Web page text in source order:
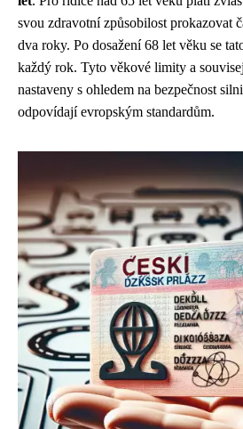
svou zdravotní způsobilost prokazovat
dva roky. Po dosažení 68 let věku se
každý rok. Tyto věkové limity a
nastaveny s ohledem na bezpečnost
odpovídají evropským standardům.